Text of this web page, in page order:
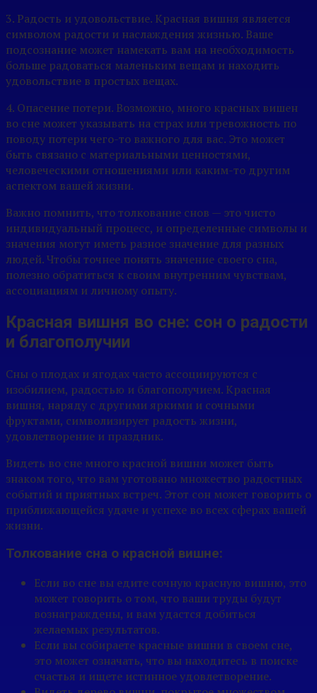
3. Радость и удовольствие. Красная вишня является
символом радости и наслаждения жизнью. Ваше
подсознание может намекать вам на необходимость
больше радоваться маленьким вещам и находить
удовольствие в простых вещах.
4. Опасение потери. Возможно, много красных вишен
во сне может указывать на страх или тревожность по
поводу потери чего-то важного для вас. Это может
быть связано с материальными ценностями,
человеческими отношениями или каким-то другим
аспектом вашей жизни.
Важно помнить, что толкование снов — это чисто
индивидуальный процесс, и определенные символы и
значения могут иметь разное значение для разных
людей. Чтобы точнее понять значение своего сна,
полезно обратиться к своим внутренним чувствам,
ассоциациям и личному опыту.
Красная вишня во сне: сон о радости
и благополучии
Сны о плодах и ягодах часто ассоциируются с
изобилием, радостью и благополучием. Красная
вишня, наряду с другими яркими и сочными
фруктами, символизирует радость жизни,
удовлетворение и праздник.
Видеть во сне много красной вишни может быть
знаком того, что вам уготовано множество радостных
событий и приятных встреч. Этот сон может говорить о
приближающейся удаче и успехе во всех сферах вашей
жизни.
Толкование сна о красной вишне:
Если во сне вы едите сочную красную вишню, это
может говорить о том, что ваши труды будут
вознаграждены, и вам удастся добиться
желаемых результатов.
Если вы собираете красные вишни в своем сне,
это может означать, что вы находитесь в поиске
счастья и ищете истинное удовлетворение.